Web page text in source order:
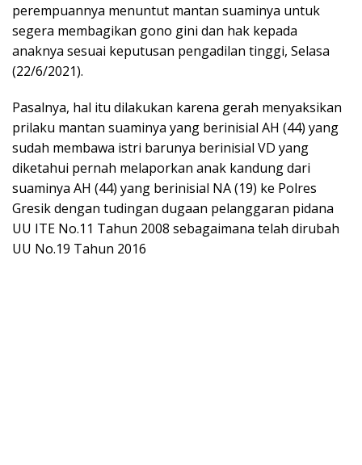
perempuannya menuntut mantan suaminya untuk
segera membagikan gono gini dan hak kepada
anaknya sesuai keputusan pengadilan tinggi, Selasa
(22/6/2021).
Pasalnya, hal itu dilakukan karena gerah menyaksikan
prilaku mantan suaminya yang berinisial AH (44) yang
sudah membawa istri barunya berinisial VD yang
diketahui pernah melaporkan anak kandung dari
suaminya AH (44) yang berinisial NA (19) ke Polres
Gresik dengan tudingan dugaan pelanggaran pidana
UU ITE No.11 Tahun 2008 sebagaimana telah dirubah
UU No.19 Tahun 2016